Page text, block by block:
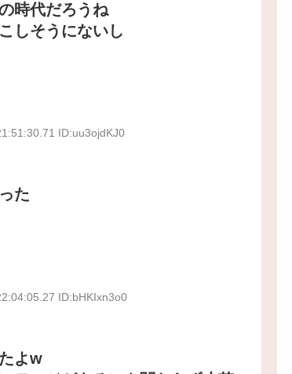
時代だろうね
しそうにないし
ID:uu3ojdKJ0
た
ID:bHKIxn3o0
よw